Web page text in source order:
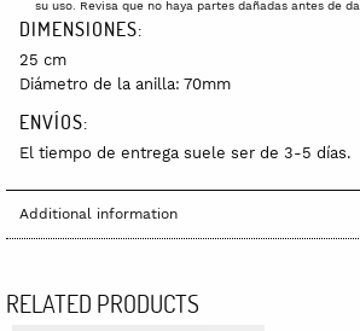
su uso. Revisa que no haya partes dañadas antes de
DIMENSIONES:
25 cm
Diámetro de la anilla: 70mm
ENVÍOS:
El tiempo de entrega suele ser de 3-5 días.
Additional information
RELATED PRODUCTS